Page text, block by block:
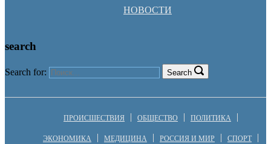
НОВОСТИ
search
Search for: Search
ПРОИСШЕСТВИЯ ОБЩЕСТВО ПОЛИТИКА
ЭКОНОМИКА МЕДИЦИНА РОССИЯ И МИР СПОРТ